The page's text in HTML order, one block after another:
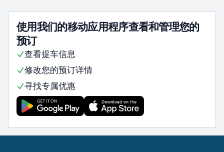
使用我们的移动应用程序查看和管理您的
预订
查看提车信息
修改您的预订详情
寻找专属优惠